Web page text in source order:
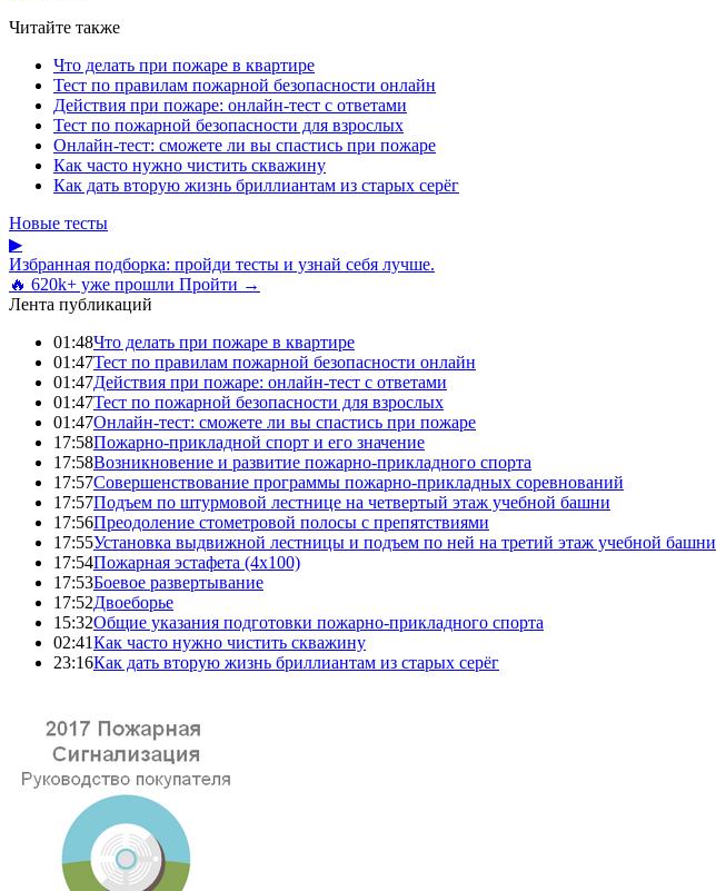
Читайте также
Что делать при пожаре в квартире
Тест по правилам пожарной безопасности онлайн
Действия при пожаре: онлайн-тест с ответами
Тест по пожарной безопасности для взрослых
Онлайн-тест: сможете ли вы спастись при пожаре
Как часто нужно чистить скважину
Как дать вторую жизнь бриллиантам из старых серёг
Новые тесты
▶
Избранная подборка: пройди тесты и узнай себя лучше.
🔥 620k+ уже прошли Пройти →
Лента публикаций
01:48Что делать при пожаре в квартире
01:47Тест по правилам пожарной безопасности онлайн
01:47Действия при пожаре: онлайн-тест с ответами
01:47Тест по пожарной безопасности для взрослых
01:47Онлайн-тест: сможете ли вы спастись при пожаре
17:58Пожарно-прикладной спорт и его значение
17:58Возникновение и развитие пожарно-прикладного спорта
17:57Совершенствование программы пожарно-прикладных соревнований
17:57Подъем по штурмовой лестнице на четвертый этаж учебной башни
17:56Преодоление стометровой полосы с препятствиями
17:55Установка выдвижной лестницы и подъем по ней на третий этаж учебной башни
17:54Пожарная эстафета (4x100)
17:53Боевое развертывание
17:52Двоеборье
15:32Общие указания подготовки пожарно-прикладного спорта
02:41Как часто нужно чистить скважину
23:16Как дать вторую жизнь бриллиантам из старых серёг